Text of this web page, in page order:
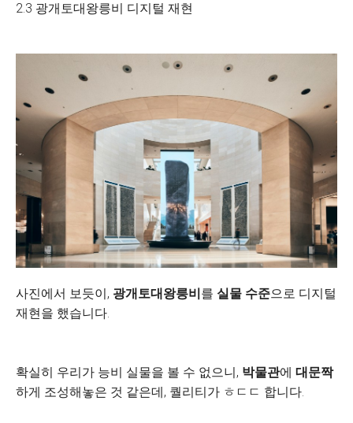
2.3 광개토대왕릉비 디지털 재현
사진에서 보듯이, 광개토대왕릉비를 실물 수준으로 디지털
재현을 했습니다.
확실히 우리가 능비 실물을 볼 수 없으니, 박물관에 대문짝
하게 조성해놓은 것 같은데, 퀄리티가 ㅎㄷㄷ 합니다.